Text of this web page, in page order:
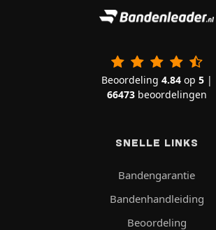
Beoordeling 4.84op 5|
66473beoordelingen
SNELLE LINKS
Bandengarantie
Bandenhandleiding
Beoordeling